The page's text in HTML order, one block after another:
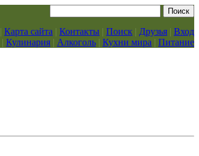
| Карта сайта | Контакты | Поиск | Друзья | Вход
| Кулинария | Алкоголь | Кухни мира | Питание